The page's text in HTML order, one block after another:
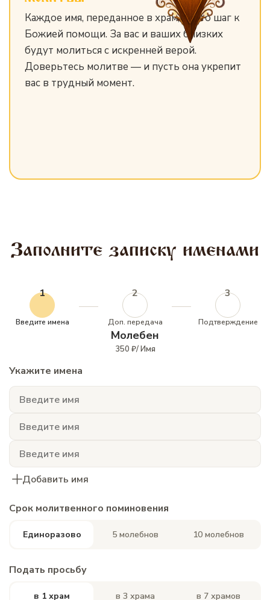
Каждое имя, переданное в храм, — это шаг к
Божией помощи. За вас и ваших близких
будут молиться с искренней верой.
Доверьтесь молитве — и пусть она укрепит
вас в трудный момент.
Заполните записку именами
1
Введите имена
2
Доп. передача
3
Подтверждение
Молебен
350 ₽/ Имя
Укажите имена
Добавить имя
Срок молитвенного поминовения
Единоразово 5 молебнов 10 молебнов
Подать просьбу
в 1 храм в 3 храма в 7 храмов